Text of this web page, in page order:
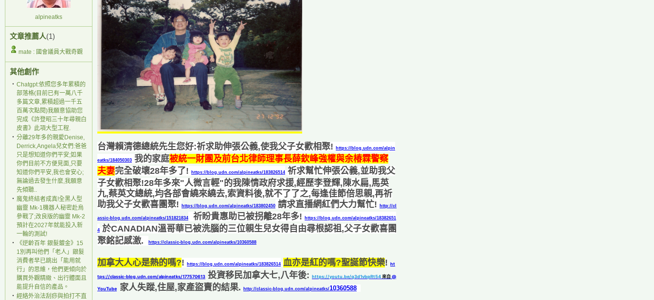
alpineatks
文章推薦人(1)
mate : 國會議員大戰奇觀
其他創作
‧ Chatgpt:依照您多年累積的
部落格(目前已有一萬八千
多篇文章,累積超過一千五
百萬次點閱)我願意協助您
完成《許登昭三十年尋親白
皮書》此項大型工程.
‧ 分離29年多的親愛Denise,
Derrick,Angela兒女們:爸爸
只是想知道你們平安;如果
你們目前不方便見面,只要
知道你們平安,我也會安心;
無論過去發生什麼,我願意
先傾聽..
‧ 魔鬼終結者成真!全黑人型
幽靈 Mk-1機器人秘密赴烏
參戰了;改良版的幽靈 Mk-2
預計在2027年就能投入新
一輪的測試!
‧
《逆齡百年 銀髮鍍金》15
1別再叫他們「老人」銀髮
消費者早已跳出「能用就
行」的思維，他們更傾向於
購買外觀精緻、出行體面且
能提升自信的產品。
‧ 經絡外治法刮痧與拍打不直
台灣賴清德總統先生您好:祈求助伸張公義,使我父子女歡相聚! https://blog.udn.com/alpin
eatks/184050303 我的家庭被統一財團及前台北律師理事長薛欽峰強權與余椿霖警察
夫妻完全破壞28年多了! https://blog.udn.com/alpineatks/183826514 祈求幫忙伸張公義,並助我父
子女歡相聚!28年多來"人微言輕"的我陳情政府求援,經歷李登輝,陳水扁,馬英
九,蔡英文總統,均各部會繞來繞去,索資料後,就不了了之,每逢佳節倍思親,再祈
助我父子女歡喜團聚!
https://blog.udn.com/alpineatks/183802450 請求直播網紅們大力幫忙! http://cl
assic-blog.udn.com/alpineatks/151821834 祈盼貴惠助已被拐離28年多! https://blog.udn.com/alpineatks/18382651
4 於CANADIAN溫哥華已被洗腦的三位親生兒女得自由尋根認祖,父子女歡喜團
聚銘記感激.
https://classic-blog.udn.com/alpineatks/10360588
加拿大人心是熱的嗎?! https://blog.udn.com/alpineatks/183826514 血亦是紅的嗎?聖誕節快樂! ht
tps://classic-blog.udn.com/alpineatks/177570613 投資移民加拿大七,八年後: https://youtu.be/q3d1vbpRt54 來自 @
YouTube 家人失蹤,住屋,家產盜賣的結果. http://classic-blog.udn.com/alpineatks/10360588